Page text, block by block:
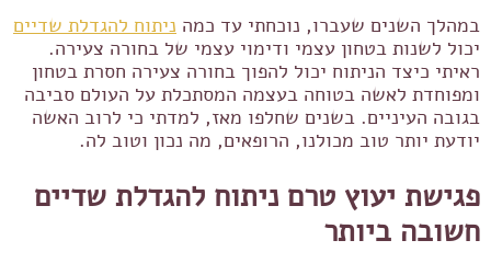
במהלך השנים שעברו, נוכחתי עד כמה ניתוח להגדלת שדיים
יכול לשנות בטחון עצמי ודימוי עצמי של בחורה צעירה.
ראיתי כיצד הניתוח יכול להפוך בחורה צעירה חסרת בטחון
ומפוחדת לאשה בטוחה בעצמה המסתכלת על העולם סביבה
בגובה העיניים. בשנים שחלפו מאז, למדתי כי לרוב האשה
יודעת יותר טוב מכולנו, הרופאים, מה נכון וטוב לה.
פגישת יעוץ טרם ניתוח להגדלת שדיים
חשובה ביותר